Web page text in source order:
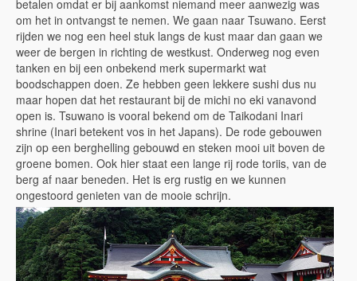
betalen omdat er bij aankomst niemand meer aanwezig was
om het in ontvangst te nemen. We gaan naar Tsuwano. Eerst
rijden we nog een heel stuk langs de kust maar dan gaan we
weer de bergen in richting de westkust. Onderweg nog even
tanken en bij een onbekend merk supermarkt wat
boodschappen doen. Ze hebben geen lekkere sushi dus nu
maar hopen dat het restaurant bij de michi no eki vanavond
open is. Tsuwano is vooral bekend om de Taikodani Inari
shrine (Inari betekent vos in het Japans). De rode gebouwen
zijn op een berghelling gebouwd en steken mooi uit boven de
groene bomen. Ook hier staat een lange rij rode toriis, van de
berg af naar beneden. Het is erg rustig en we kunnen
ongestoord genieten van de mooie schrijn.